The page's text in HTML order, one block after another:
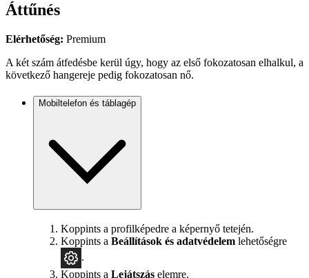
Áttűnés
Elérhetőség: Premium
A két szám átfedésbe kerül úgy, hogy az első fokozatosan elhalkul, a
következő hangereje pedig fokozatosan nő.
Mobiltelefon és táblagép
Koppints a profilképedre a képernyő tetején.
Koppints a Beállítások és adatvédelem lehetőségre
Koppints a Lejátszás elemre.